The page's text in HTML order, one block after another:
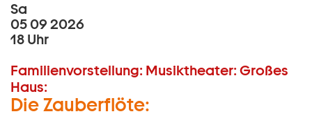
Sa
05 09 2026
18 Uhr
Familienvorstellung: Musiktheater: Großes
Haus:
Die Zauberflöte: